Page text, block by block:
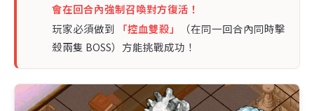
會在回合內強制召喚對方復活！
玩家必須做到
「控血雙殺」
（在同一回合內同時擊
殺兩隻 BOSS）方能挑戰成功！